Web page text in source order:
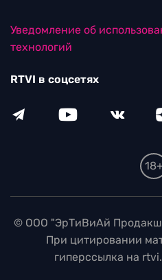
Уведомление об
технологий
RTVI в соцсетях
© ООО "ЭрТиВиАй
При цитировании
гиперссылка на